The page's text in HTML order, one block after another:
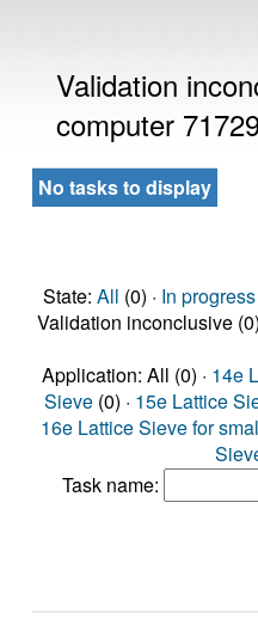
Validation
computer
No tasks to display
State: All (0) · In progress
Validation inconclusive (0)
Application: All (0) · 14e
Sieve (0) · 15e Lattice
16e Lattice Sieve for
Task name: